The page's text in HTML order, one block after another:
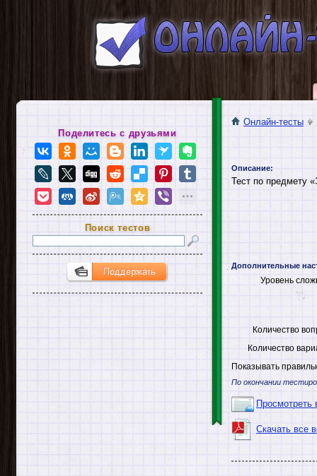
Онлайн-тесты
Описание:
Тест по предмету
Дополнительные
Уровень
Количество
Количество
Показывать
По окончании
Просмотреть
Скачать все
Поделитесь с друзьями
Поиск тестов